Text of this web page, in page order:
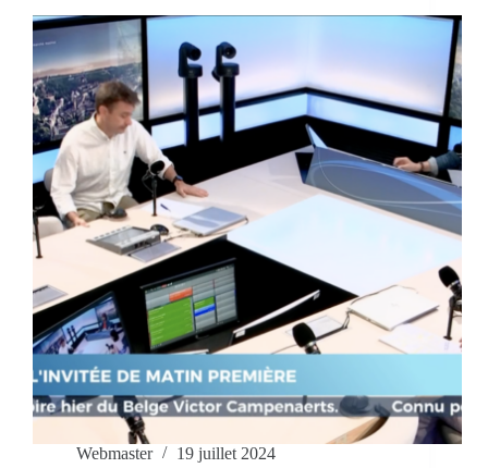
Webmaster 19 juillet 2024